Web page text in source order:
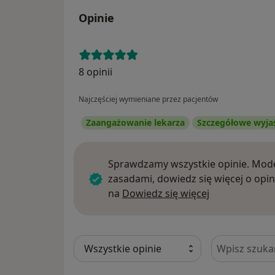
Opinie
8 opinii
Najczęściej wymieniane przez pacjentów
Zaangażowanie lekarza Szczegółowe
Sprawdzamy wszystkie opinie.
zasadami, dowiedz się więcej o
na Dowiedz się więcej
Szukaj w